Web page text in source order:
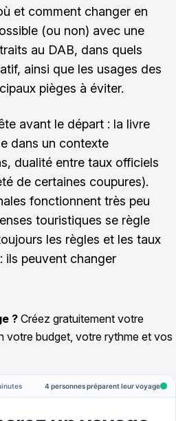
et comment changer en
(ou non) avec une
au DAB, dans quels
ainsi que les usages des
pièges à éviter.
avant le départ : la livre
dans un contexte
dualité entre taux officiels
de certaines coupures).
fonctionnent très peu
touristiques se règle
les règles et les taux
ils peuvent changer
? Créez gratuitement votre
votre budget, votre rythme et vos